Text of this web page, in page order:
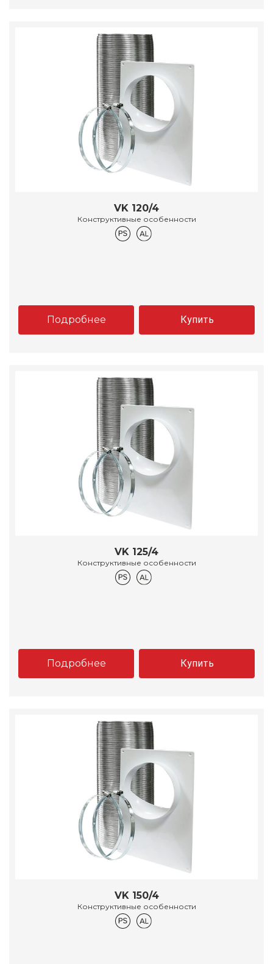
VK 120/4
Конструктивные особенности
Подробнее Купить
VK 125/4
Конструктивные особенности
Подробнее Купить
VK 150/4
Конструктивные особенности